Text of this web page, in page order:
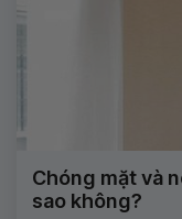
Chóng mặt và
sao không?